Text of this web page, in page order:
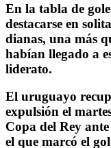
En la tabla de
destacarse en
dianas, una más
habían llegado a
liderato.
El uruguayo
expulsión el
Copa del Rey
el que marcó el